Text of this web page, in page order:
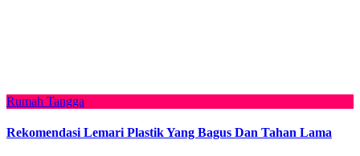
Rumah Tangga
Rekomendasi Lemari Plastik Yang Bagus Dan Tahan Lama